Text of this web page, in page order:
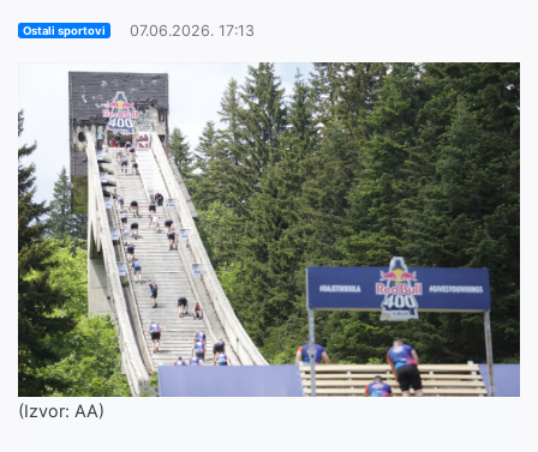
Ostali sportovi 07.06.2026. 17:13
(Izvor: AA)